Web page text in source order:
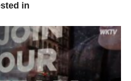
in